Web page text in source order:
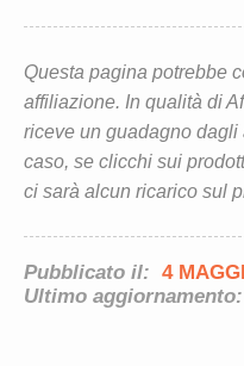
Questa pagina potrebbe
affiliazione. In qualità di
riceve un guadagno
caso, se clicchi sui
ci sarà alcun ricarico sul
Pubblicato il: 4
Ultimo aggiornamento: